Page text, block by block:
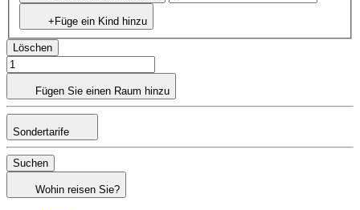
+Füge ein Kind hinzu
Löschen
Fügen Sie einen Raum hinzu
Sondertarife
Suchen
Wohin reisen Sie?